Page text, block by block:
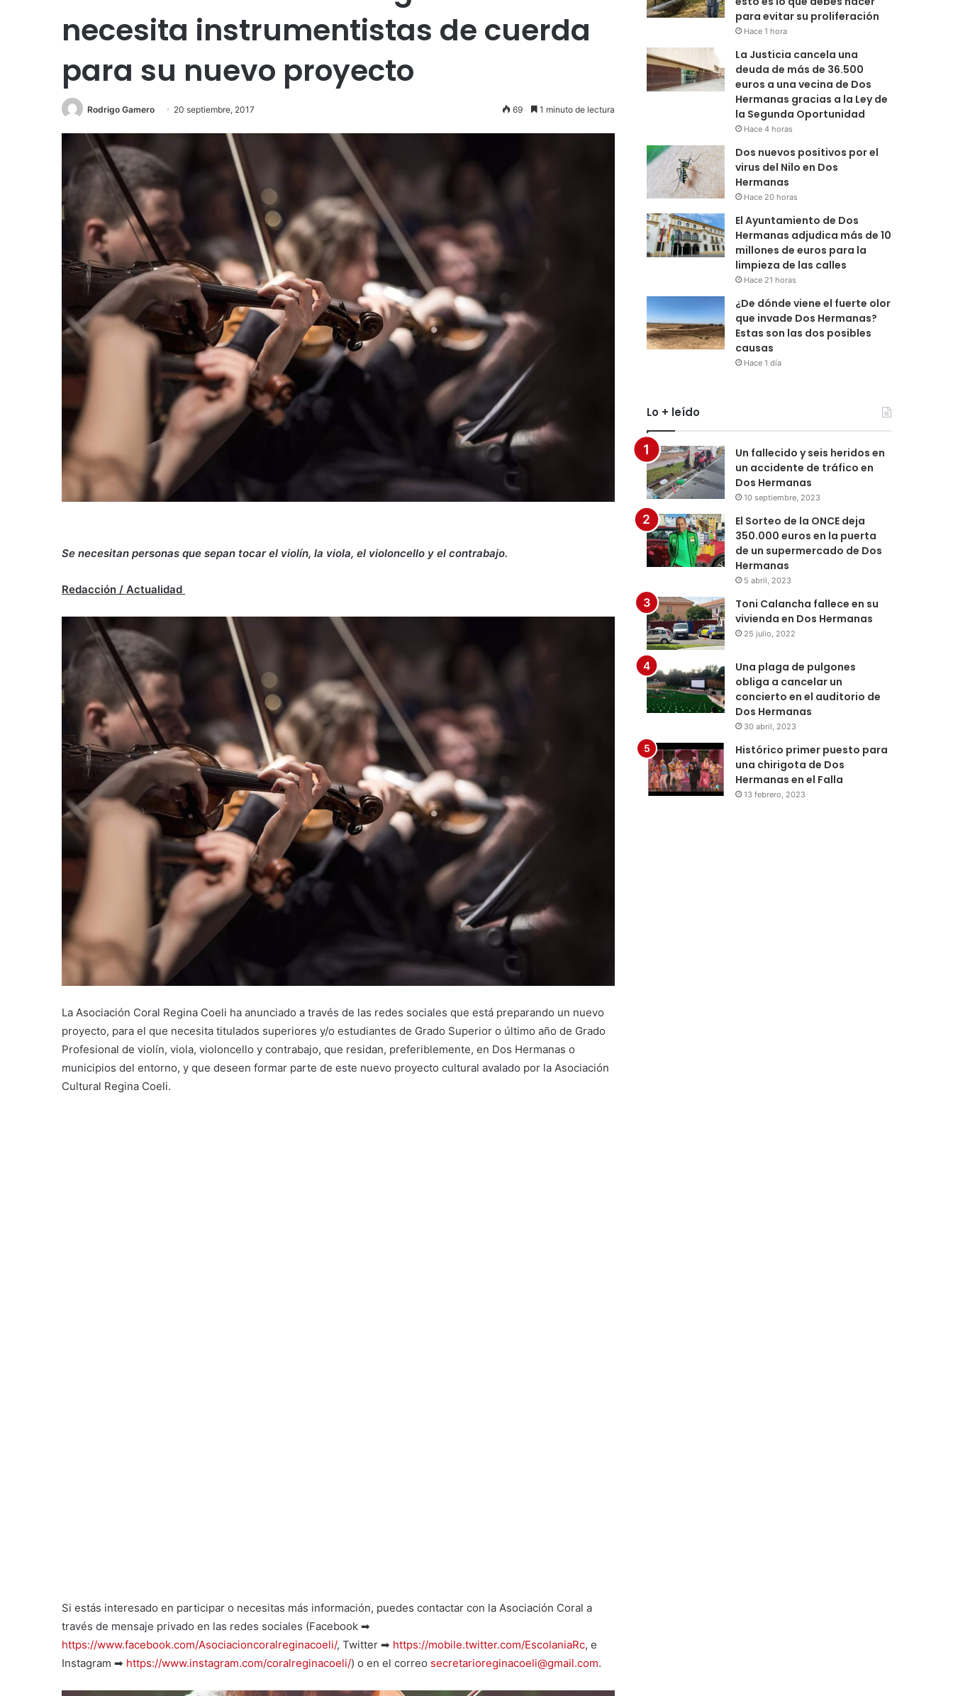
necesita instrumentistas de cuerda
para su nuevo proyecto
Rodrigo Gamero 20 septiembre, 2017 69 1 minuto de lectura
Se necesitan personas que sepan tocar el violín, la viola, el violoncello y el contrabajo.
Redacción / Actualidad
La Asociación Coral Regina Coeli ha anunciado a través de las redes sociales que está preparando un nuevo
proyecto, para el que necesita titulados superiores y/o estudiantes de Grado Superior o último año de Grado
Profesional de violín, viola, violoncello y contrabajo, que residan, preferiblemente, en Dos Hermanas o
municipios del entorno, y que deseen formar parte de este nuevo proyecto cultural avalado por la Asociación
Cultural Regina Coeli.
Si estás interesado en participar o necesitas más información, puedes contactar con la Asociación Coral a
través de mensaje privado en las redes sociales (Facebook ➡
https://www.facebook.com/Asociacioncoralreginacoeli/, Twitter ➡ https://mobile.twitter.com/EscolaniaRc, e
Instagram ➡ https://www.instagram.com/coralreginacoeli/) o en el correo secretarioreginacoeli@gmail.com.
para evitar su proliferación
Hace 1 hora
La Justicia cancela una
deuda de más de 36.500
euros a una vecina de Dos
Hermanas gracias a la Ley de
la Segunda Oportunidad
Hace 4 horas
Dos nuevos positivos por el
virus del Nilo en Dos
Hermanas
Hace 20 horas
El Ayuntamiento de Dos
Hermanas adjudica más de 10
millones de euros para la
limpieza de las calles
Hace 21 horas
¿De dónde viene el fuerte olor
que invade Dos Hermanas?
Estas son las dos posibles
causas
Hace 1 día
Lo + leído
Un fallecido y seis heridos en
un accidente de tráfico en
Dos Hermanas
10 septiembre, 2023
El Sorteo de la ONCE deja
350.000 euros en la puerta
de un supermercado de Dos
Hermanas
5 abril, 2023
Toni Calancha fallece en su
vivienda en Dos Hermanas
25 julio, 2022
Una plaga de pulgones
obliga a cancelar un
concierto en el auditorio de
Dos Hermanas
30 abril, 2023
Histórico primer puesto para
una chirigota de Dos
Hermanas en el Falla
13 febrero, 2023